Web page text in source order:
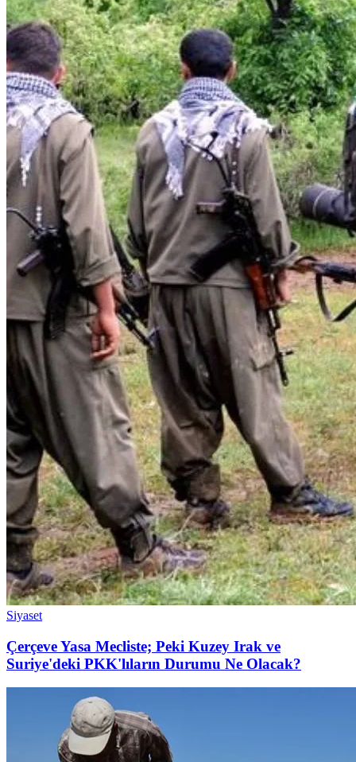
Siyaset
Çerçeve Yasa Mecliste; Peki Kuzey Irak ve
Suriye'deki PKK'lıların Durumu Ne Olacak?